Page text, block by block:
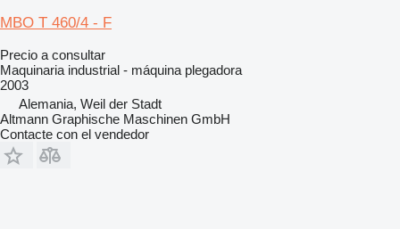
MBO T 460/4 - F
Precio a consultar
Maquinaria industrial - máquina plegadora
2003
Alemania, Weil der Stadt
Altmann Graphische Maschinen GmbH
Contacte con el vendedor